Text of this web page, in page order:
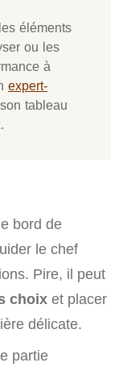
éléments
ou les
à
expert-
tableau
bord de
le chef
Pire, il peut
choix et placer
délicate.
partie